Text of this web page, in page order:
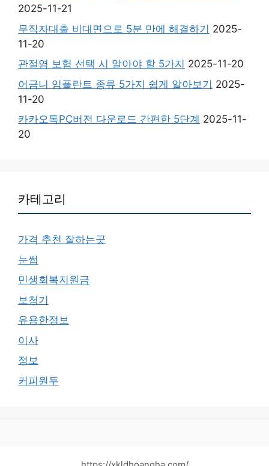
2025-11-21
무직자대출 비대면으로 5분 만에 해결하기 2025-
11-20
관절염 보험 선택 시 알아야 할 5가지 2025-11-20
어금니 임플란트 종류 5가지 쉽게 알아보기 2025-
11-20
카카오톡PC버전 다운로드 간편한 5단계 2025-11-
20
카테고리
가격 추천 잘하는곳
눈썹
민생회복지원금
보청기
유용한정보
이사
정보
커피원두